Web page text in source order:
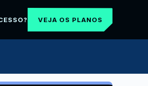
VEJA OS PLANOS